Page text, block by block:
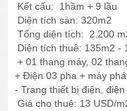
Kết cấu:
1hầm + 9 lầu
Diện tích sàn: 320m2
Tổng diện tích: 2.200
Diện tích thuê: 135m2 -
+ 01 thang máy, 02
+ Điện 03 pha + máy
- Trang thiết bị điện,
Giá cho thuê: 13 USD/